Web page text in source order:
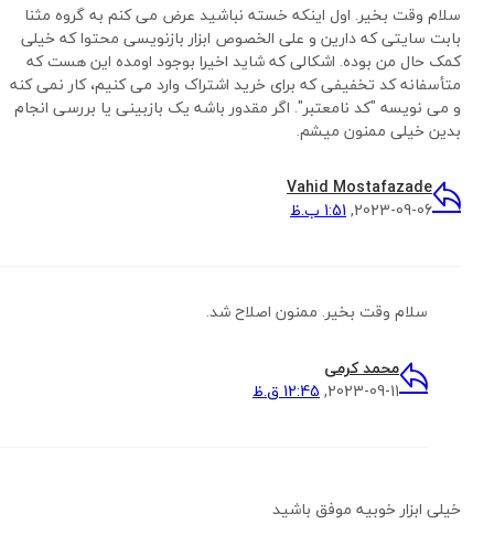
سلام وقت بخیر. اول اینکه خسته نباشید عرض می کنم به گروه مثنا
بابت سایتی که دارین و علی الخصوص ابزار بازنویسی محتوا که خیلی
کمک حال من بوده. اشکالی که شاید اخیرا بوجود اومده این هست که
متأسفانه کد تخفیفی که برای خرید اشتراک وارد می کنیم، کار نمی کنه
و می نویسه "کد نامعتبر". اگر مقدور باشه یک بازبینی یا بررسی انجام
بدین خیلی ممنون میشم.
Vahid Mostafazade
2023-09-06, 1:51 ب.ظ
سلام وقت بخیر. ممنون اصلاح شد.
محمد کرمی
2023-09-11, 12:45 ق.ظ
خیلی ابزار خوبیه موفق باشید